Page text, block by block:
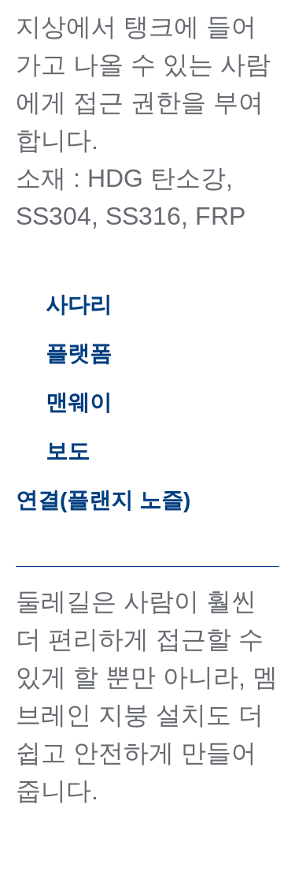
사다리
플랫폼
맨웨이
지상에서 탱크에 들어
가고 나올 수 있는 사람
에게 접근 권한을 부여
합니다.
소재 : HDG 탄소강,
SS304, SS316, FRP
보도
둘레길은 사람이 훨씬
더 편리하게 접근할 수
있게 할 뿐만 아니라, 멤
브레인 지붕 설치도 더
쉽고 안전하게 만들어
줍니다.
연결(플랜지 노즐)